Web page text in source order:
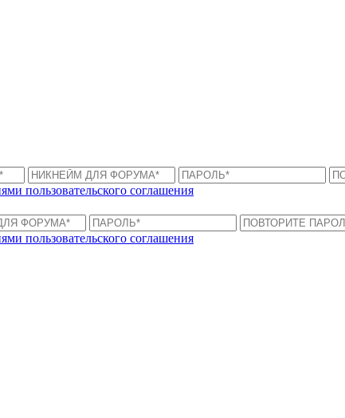
пользовательского соглашения
пользовательского соглашения